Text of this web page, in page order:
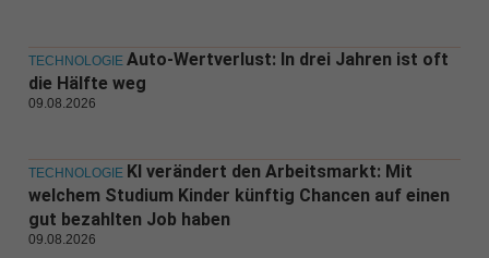
TECHNOLOGIE Auto-Wertverlust: In drei Jahren ist oft
die Hälfte weg
09.08.2026
TECHNOLOGIE KI verändert den Arbeitsmarkt: Mit
welchem Studium Kinder künftig Chancen auf einen
gut bezahlten Job haben
09.08.2026